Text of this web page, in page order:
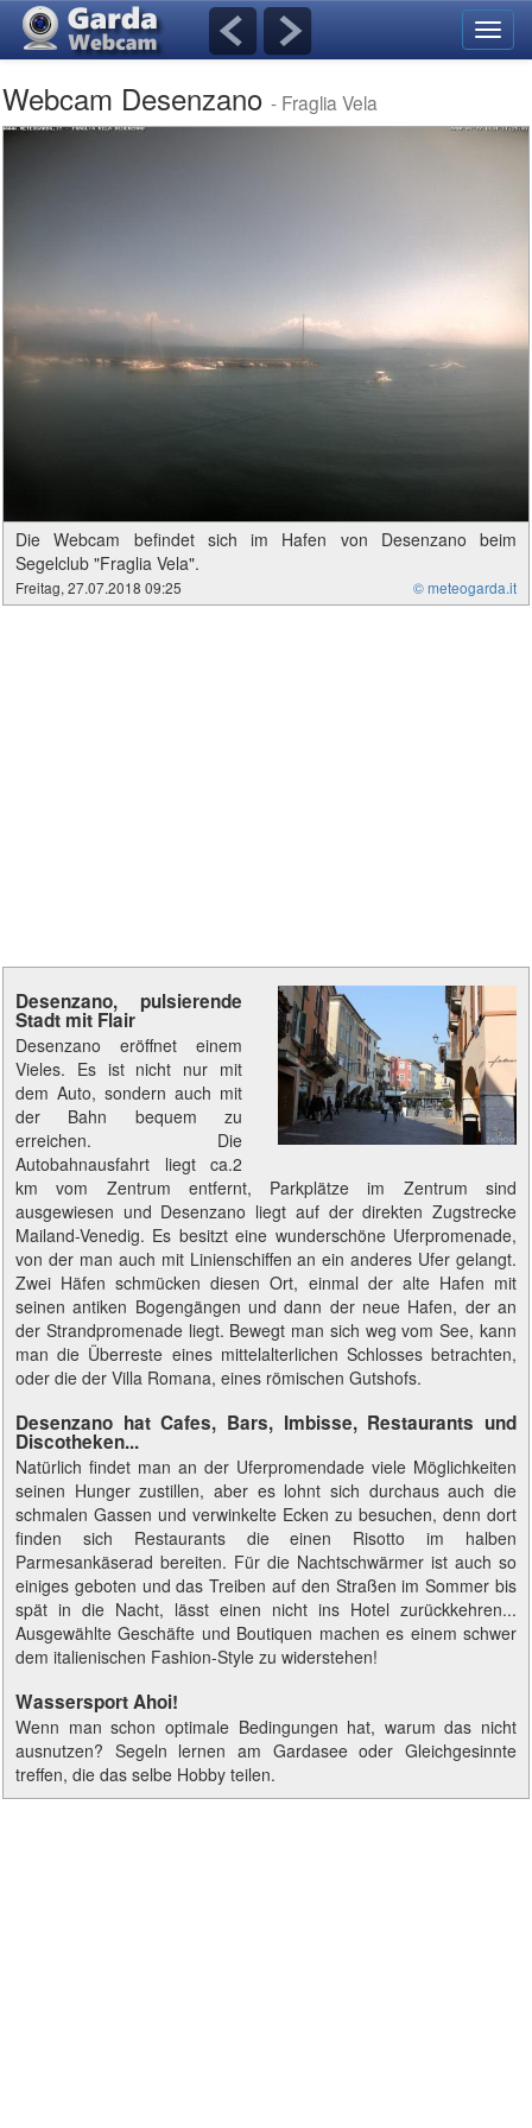
Webcam Desenzano - Fraglia Vela
Die Webcam befindet sich im Hafen von Desenzano beim
Segelclub "Fraglia Vela".
Freitag, 27.07.2018 09:25 © meteogarda.it
Desenzano, pulsierende
Stadt mit Flair
Desenzano eröffnet einem
Vieles. Es ist nicht nur mit
dem Auto, sondern auch mit
der Bahn bequem zu
erreichen. Die
Autobahnausfahrt liegt ca.2
km vom Zentrum entfernt, Parkplätze im Zentrum sind
ausgewiesen und Desenzano liegt auf der direkten Zugstrecke
Mailand-Venedig. Es besitzt eine wunderschöne Uferpromenade,
von der man auch mit Linienschiffen an ein anderes Ufer gelangt.
Zwei Häfen schmücken diesen Ort, einmal der alte Hafen mit
seinen antiken Bogengängen und dann der neue Hafen, der an
der Strandpromenade liegt. Bewegt man sich weg vom See, kann
man die Überreste eines mittelalterlichen Schlosses betrachten,
oder die der Villa Romana, eines römischen Gutshofs.
Desenzano hat Cafes, Bars, Imbisse, Restaurants und
Discotheken...
Natürlich findet man an der Uferpromendade viele Möglichkeiten
seinen Hunger zustillen, aber es lohnt sich durchaus auch die
schmalen Gassen und verwinkelte Ecken zu besuchen, denn dort
finden sich Restaurants die einen Risotto im halben
Parmesankäserad bereiten. Für die Nachtschwärmer ist auch so
einiges geboten und das Treiben auf den Straßen im Sommer bis
spät in die Nacht, lässt einen nicht ins Hotel zurückkehren...
Ausgewählte Geschäfte und Boutiquen machen es einem schwer
dem italienischen Fashion-Style zu widerstehen!
Wassersport Ahoi!
Wenn man schon optimale Bedingungen hat, warum das nicht
ausnutzen? Segeln lernen am Gardasee oder Gleichgesinnte
treffen, die das selbe Hobby teilen.